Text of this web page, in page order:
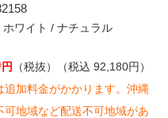
ワイト / ナチュラル
円
（税抜）（税込 92,180円）
追加料金がかかります。沖縄
地域など配送不可地域があ